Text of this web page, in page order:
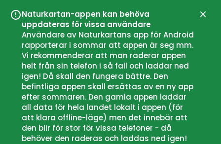
Naturkartan-appen kan behöva
uppdateras för vissa användare
Användare av Naturkartans app för Android
rapporterar i sommar att appen är seg mm.
Vi rekommenderar att man raderar appen
helt från sin telefon i så fall och laddar ned
igen! Då skall den fungera bättre. Den
befintliga appen skall ersättas av en ny app
efter sommaren. Den gamla appen laddar
all data för hela landet lokalt i appen (för
att klara offline-läge) men det innebär att
den blir för stor för vissa telefoner - då
behöver den raderas och laddas ned igen!